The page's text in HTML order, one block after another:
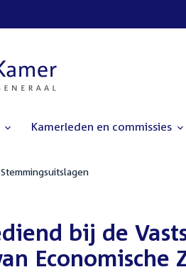
Kamerleden en commissies
Stemmingsuitslagen
bij de
Economische